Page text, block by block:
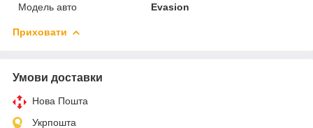
Модель авто
Evasion
Приховати
Умови доставки
Нова Пошта
Укрпошта